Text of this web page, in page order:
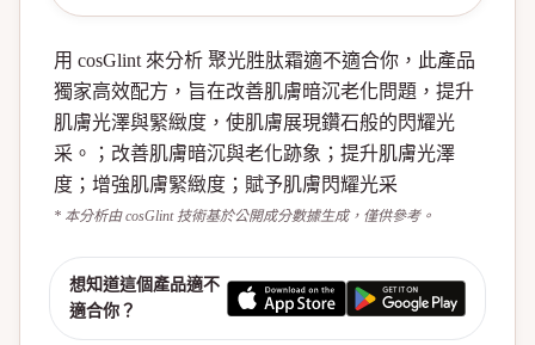
用 cosGlint 來分析 聚光胜肽霜適不適合你，此產品
獨家高效配方，旨在改善肌膚暗沉老化問題，提升
肌膚光澤與緊緻度，使肌膚展現鑽石般的閃耀光
采。；改善肌膚暗沉與老化跡象；提升肌膚光澤
度；增強肌膚緊緻度；賦予肌膚閃耀光采
* 本分析由 cosGlint 技術基於公開成分數據生成，僅供參考。
想知道這個產品適不
適合你？